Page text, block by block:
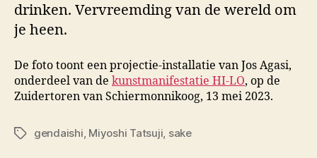
drinken. Vervreemding van de wereld om
je heen.
De foto toont een projectie-installatie van Jos Agasi,
onderdeel van de kunstmanifestatie HI-LO, op de
Zuidertoren van Schiermonnikoog, 13 mei 2023.
Tagsgendaishi Miyoshi Tatsuji sake